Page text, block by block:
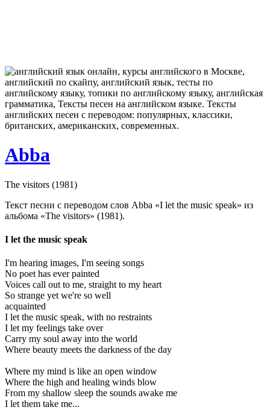
Abba
The visitors (1981)
Текст песни с переводом слов Abba «I let the music speak» из
альбома «The visitors» (1981).
I let the music speak
I'm hearing images, I'm seeing songs
No poet has ever painted
Voices call out to me, straight to my heart
So strange yet we're so well
acquainted
I let the music speak, with no restraints
I let my feelings take over
Carry my soul away into the world
Where beauty meets the darkness of the day
Where my mind is like an open window
Where the high and healing winds blow
From my shallow sleep the sounds awake me
I let them take me...